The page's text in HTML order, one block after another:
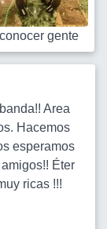
gente
Area
Hacemos
esperamos
Éter
ricas !!!